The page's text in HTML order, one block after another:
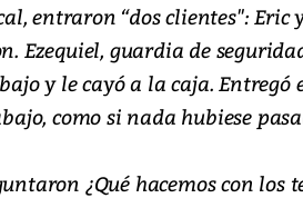
entraron “dos clientes": Eric
Ezequiel, guardia de
y le cayó a la caja. Entregó
como si nada hubiese
¿Qué hacemos con los